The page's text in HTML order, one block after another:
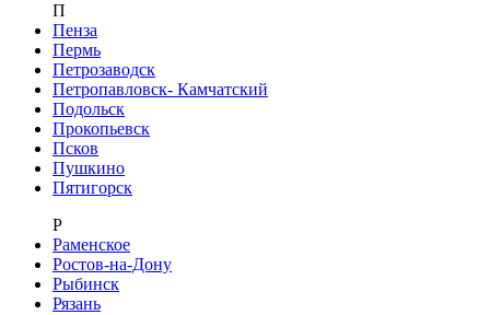
П
Пенза
Пермь
Петрозаводск
Петропавловск- Камчатский
Подольск
Прокопьевск
Псков
Пушкино
Пятигорск
Р
Раменское
Ростов-на-Дону
Рыбинск
Рязань